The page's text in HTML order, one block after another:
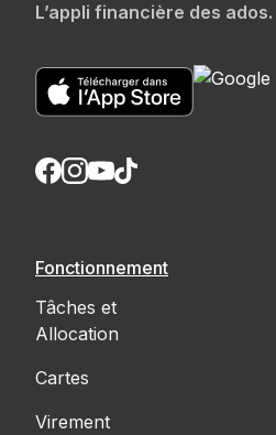
L’appli financière des ados.
Fonctionnement
Tâches et
Allocation
Cartes
Virement